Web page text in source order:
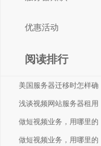
优惠活动
阅读排行
美国服务器迁移时怎样确
浅谈视频网站服务器租用
做短视频业务，用哪里的
做短视频业务，用哪里的